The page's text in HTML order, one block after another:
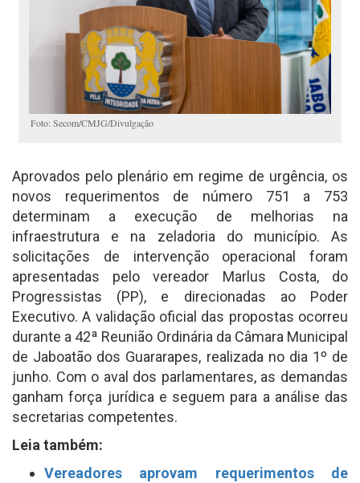
Foto: Secom/CMJG/Divulgação
Aprovados pelo plenário em regime de urgência, os
novos requerimentos de número 751 a 753
determinam a execução de melhorias na
infraestrutura e na zeladoria do município. As
solicitações de intervenção operacional foram
apresentadas pelo vereador Marlus Costa, do
Progressistas (PP), e direcionadas ao Poder
Executivo. A validação oficial das propostas ocorreu
durante a 42ª Reunião Ordinária da Câmara Municipal
de Jaboatão dos Guararapes, realizada no dia 1º de
junho. Com o aval dos parlamentares, as demandas
ganham força jurídica e seguem para a análise das
secretarias competentes.
Leia também:
Vereadores aprovam requerimentos de